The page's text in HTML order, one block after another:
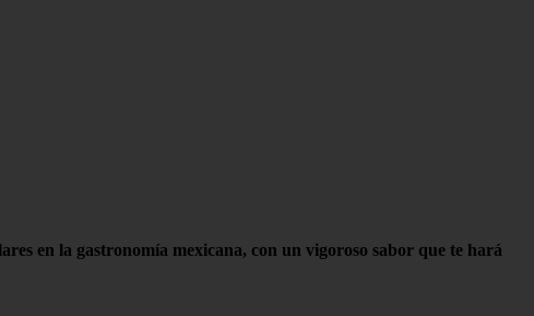
en la gastronomía mexicana, con un vigoroso sabor que te hará